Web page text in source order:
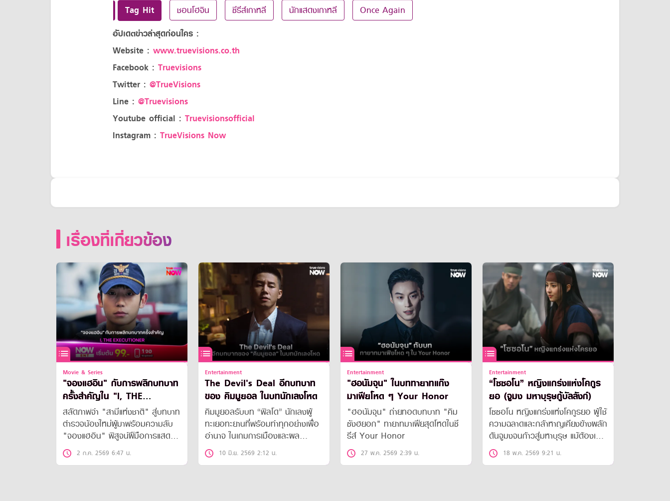
Tag Hit ชอนโฮจิน ซีรีส์เกาหลี นักแสดงเกาหลี Once Again
อัปเดตข่าวล่าสุดก่อนใคร :
Website : www.truevisions.co.th
Facebook : Truevisions
Twitter : @TrueVisions
Line : @Truevisions
Youtube official : Truevisionsofficial
Instagram : TrueVisions Now
เรื่องที่เกี่ยวข้อง
Movie & Series
"จองแฮอิน" กับการพลิกบทบาท
ครั้งสำคัญใน "I, THE
EXECUTIONER"
สลัดภาพจำ "สามีแห่งชาติ" สู่บทบาท
ตำรวจน้องใหม่ผู้มาพร้อมความลับ
"จองแฮอิน" พิสูจน์ฝีมือการแสดง
ขั้นสุดใน "I, THE
EXECUTIONER" ที่จะทำให้ผู้ชม
2 ก.ค. 2569 6:47 น.
Entertainment
The Devil's Deal อีกบทบาท
ของ คิมมูยอล ในบทนักเลงโหด
คิมมูยอลรับบท “พิลโด” นักเลงผู้
ทะเยอทะยานที่พร้อมทำทุกอย่างเพื่อ
อำนาจ ในเกมการเมืองและผล
ประโยชน์ที่เต็มไปด้วยการหักหลัง
10 มิ.ย. 2569 2:12 น.
Entertainment
"ฮอนัมจุน" ในบททายาทแก๊ง
มาเฟียโหด ๆ Your Honor
"ฮอนัมจุน" ถ่ายทอดบทบาท "คิม
ซังฮยอก" ทายาทมาเฟียสุดโหดในซี
รีส์ Your Honor
27 พ.ค. 2569 2:39 น.
Entertainment
“โซซอโน” หญิงแกร่งแห่งโคกูร
ยอ (จูมง มหาบุรุษกู้บัลลังก์)
โซซอโน หญิงแกร่งแห่งโคกูรยอ ผู้ใช้
ความฉลาดและกล้าหาญเคียงข้างผลัก
ดันจูมงจนก้าวสู่มหาบุรุษ แม้ต้องเผ
ชิญดราม่ารักสามเส้าและการฝึกซ้อม
สุดทรหด
18 พ.ค. 2569 9:21 น.